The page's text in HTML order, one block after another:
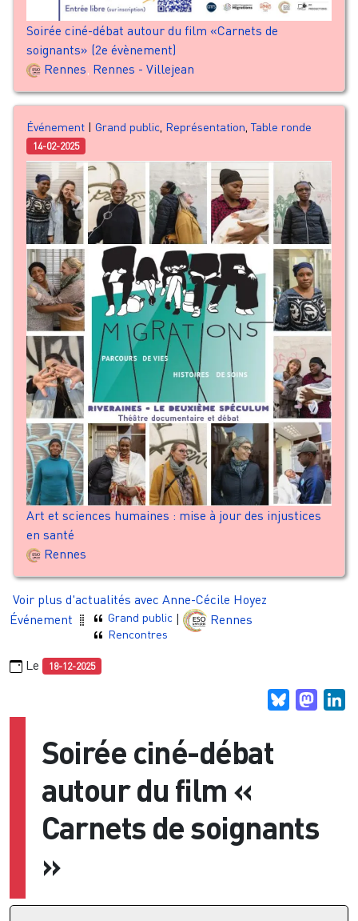
Soirée ciné-débat autour du film «Carnets de
soignants» (2e évènement)
Rennes Rennes - Villejean
Événement | Grand public Représentation Table ronde
14-02-2025
Art et sciences humaines : mise à jour des injustices
en santé
Rennes
Voir plus d'actualités avec Anne-Cécile Hoyez
Événement
Grand public
Rencontres
| Rennes
Le 18-12-2025
Bluesky
Soirée ciné-débat
autour du film «
Carnets de soignants
»